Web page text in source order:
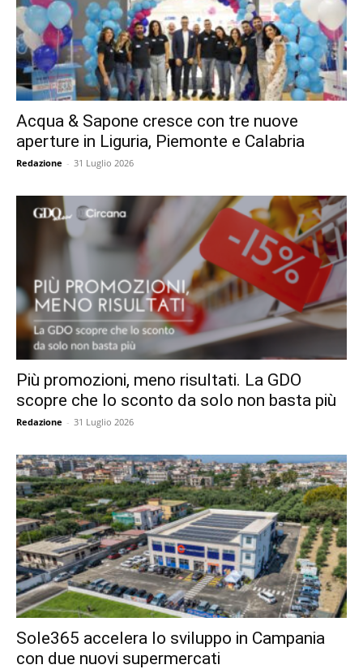
Acqua & Sapone cresce con tre nuove
aperture in Liguria, Piemonte e Calabria
Redazione - 31 Luglio 2026
Più promozioni, meno risultati. La GDO
scopre che lo sconto da solo non basta più
Redazione - 31 Luglio 2026
Sole365 accelera lo sviluppo in Campania
con due nuovi supermercati